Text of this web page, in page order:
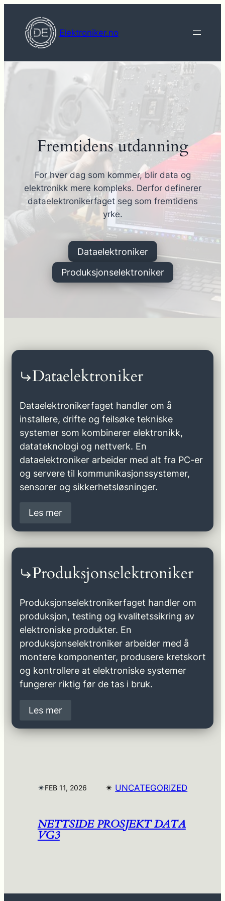
innhold
Elektroniker.no
Fremtidens utdanning
For hver dag som kommer, blir data og
elektronikk mere kompleks. Derfor definerer
dataelektronikerfaget seg som fremtidens
yrke.
Dataelektroniker
Produksjonselektroniker
Dataelektroniker
Dataelektronikerfaget handler om å
installere, drifte og feilsøke tekniske
systemer som kombinerer elektronikk,
datateknologi og nettverk. En
dataelektroniker arbeider med alt fra PC-er
og servere til kommunikasjonssystemer,
sensorer og sikkerhetsløsninger.
Les mer
Produksjonselektroniker
Produksjonselektronikerfaget handler om
produksjon, testing og kvalitetssikring av
elektroniske produkter. En
produksjonselektroniker arbeider med å
montere komponenter, produsere kretskort
og kontrollere at elektroniske systemer
fungerer riktig før de tas i bruk.
Les mer
✴︎FEB 11, 2026 ✴︎ UNCATEGORIZED
NETTSIDE PROSJEKT DATA
VG3